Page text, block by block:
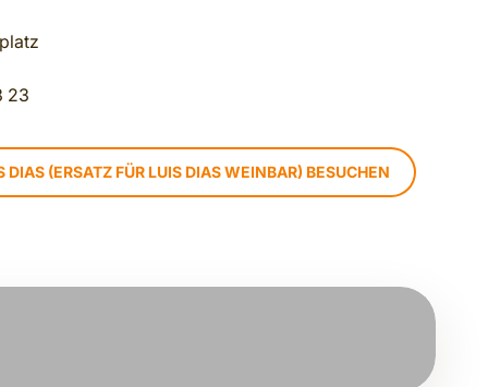
23
DIAS (ERSATZ FÜR LUIS DIAS WEINBAR) BESUCHEN